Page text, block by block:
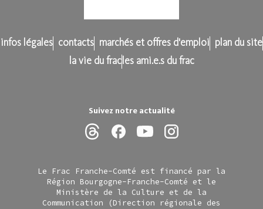
Suivez notre actualité
infos légales contacts marchés et offres d'emploi
plan du site
la vie du frac les ami.e.s du frac
Le Frac Franche-Comté est financé par la
Région Bourgogne-Franche-Comté et le
Ministère de la Culture et de la
Communication (Direction régionale des